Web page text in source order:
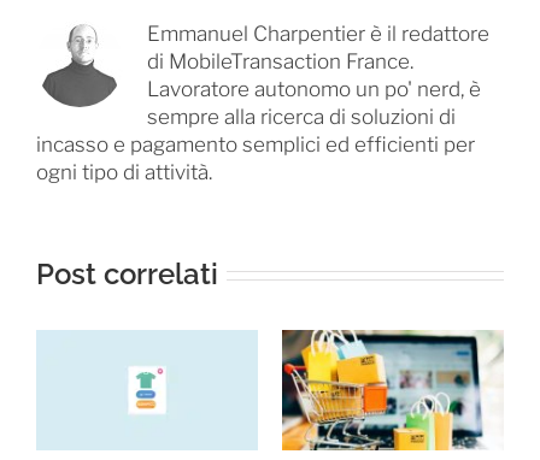
Emmanuel Charpentier è il redattore
di MobileTransaction France.
Lavoratore autonomo un po' nerd, è
sempre alla ricerca di soluzioni di
incasso e pagamento semplici ed efficienti per
ogni tipo di attività.
Post correlati